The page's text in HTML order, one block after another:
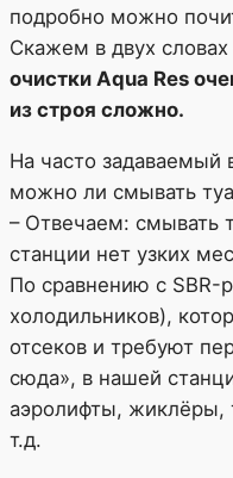
подробно можно
Скажем в двух
очистки Aqua Res
из строя сложно.
На часто задаваемый
можно ли смывать
– Отвечаем: смывать
станции нет узких
По сравнению с SBR-
холодильников),
отсеков и требуют
сюда», в нашей
аэролифты, жиклёры,
т.д.